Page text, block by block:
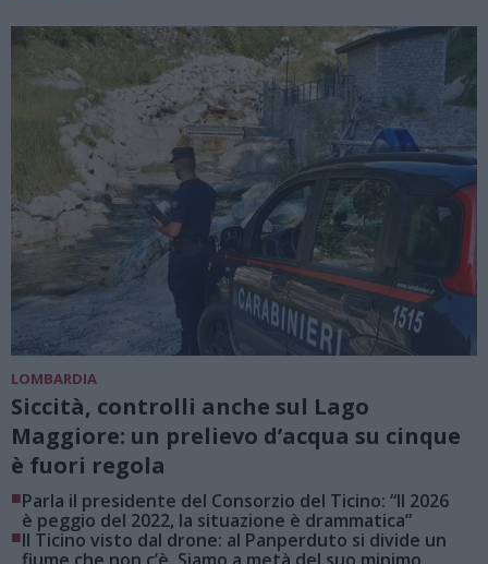
LOMBARDIA
Siccità, controlli anche sul Lago
Maggiore: un prelievo d’acqua su cinque
è fuori regola
■Parla il presidente del Consorzio del Ticino: “Il 2026
è peggio del 2022, la situazione è drammatica”
■Il Ticino visto dal drone: al Panperduto si divide un